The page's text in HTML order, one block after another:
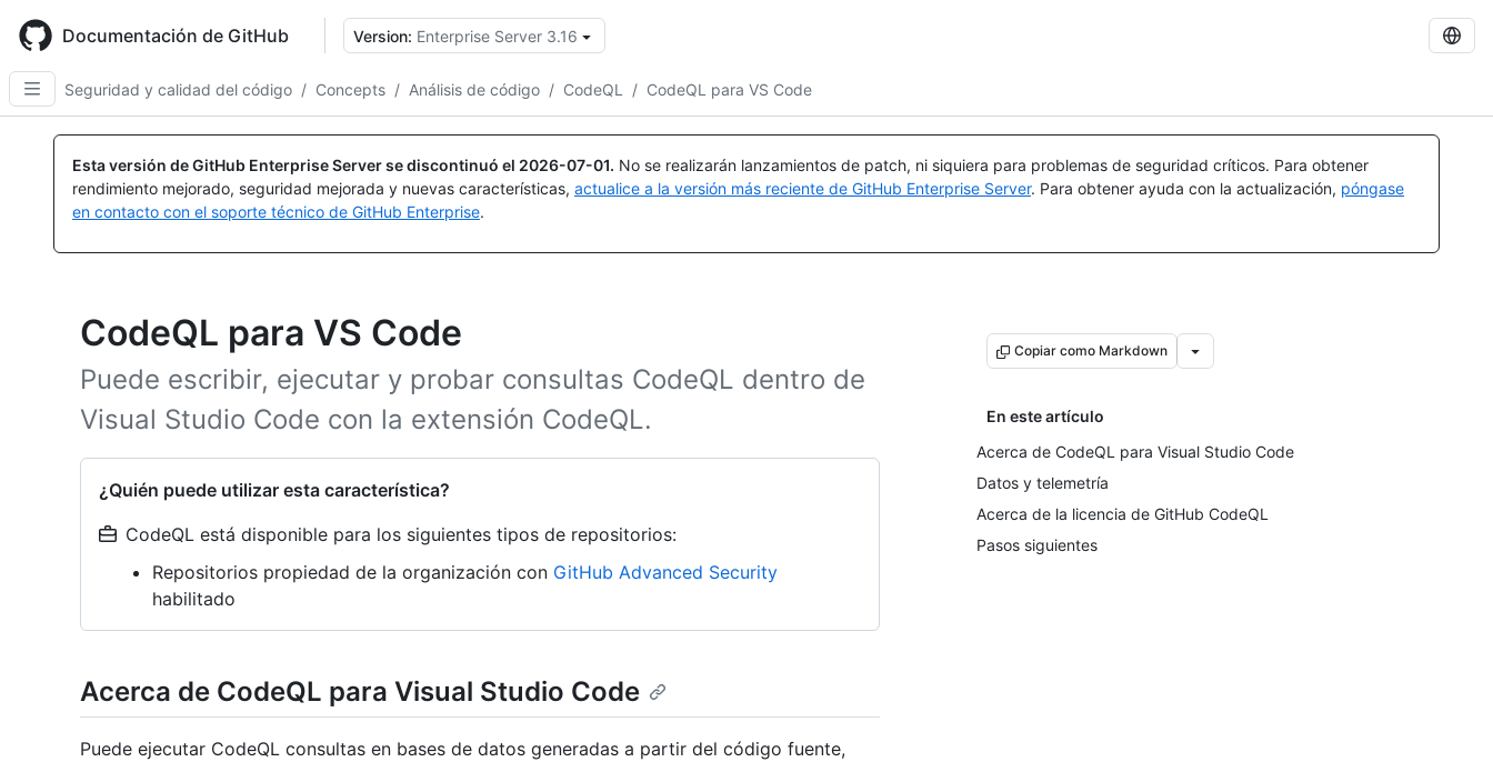
main
content
Documentación de GitHub Version: Enterprise Server 3.16
Seguridad y calidad del código / Concepts / Análisis de código / CodeQL / CodeQL para VS Code
Esta versión de GitHub Enterprise Server se discontinuó el 2026-07-01. No se realizarán lanzamientos de patch, ni siquiera para problemas de seguridad críticos. Para obtener
rendimiento mejorado, seguridad mejorada y nuevas características, actualice a la versión más reciente de GitHub Enterprise Server. Para obtener ayuda con la actualización, póngase
en contacto con el soporte técnico de GitHub Enterprise.
CodeQL para VS Code
Puede escribir, ejecutar y probar consultas CodeQL dentro de
Visual Studio Code con la extensión CodeQL.
¿Quién puede utilizar esta característica?
CodeQL está disponible para los siguientes tipos de repositorios:
Repositorios propiedad de la organización con GitHub Advanced Security
habilitado
Copiar como Markdown
En este artículo
Acerca de CodeQL para Visual Studio Code
Datos y telemetría
Acerca de la licencia de GitHub CodeQL
Pasos siguientes
Acerca de CodeQL para Visual Studio Code
Puede ejecutar CodeQL consultas en bases de datos generadas a partir del código fuente,